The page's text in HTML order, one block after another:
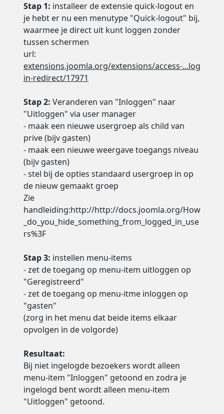
Stap 1: installeer de extensie quick-logout en
je hebt er nu een menutype "Quick-logout" bij,
waarmee je direct uit kunt loggen zonder
tussen schermen
url:
extensions.joomla.org/extensions/access-...log
in-redirect/17971
Stap 2: Veranderen van "Inloggen" naar
"Uitloggen" via user manager
- maak een nieuwe usergroep als child van
prive (bijv gasten)
- maak een nieuwe weergave toegangs niveau
(bijv gasten)
- stel bij de opties standaard usergroep in op
de nieuw gemaakt groep
Zie
handleiding:http://http://docs.joomla.org/How
_do_you_hide_something_from_logged_in_use
rs%3F
Stap 3: instellen menu-items
- zet de toegang op menu-item uitloggen op
"Geregistreerd"
- zet de toegang op menu-itme inloggen op
"gasten"
(zorg in het menu dat beide items elkaar
opvolgen in de volgorde)
Resultaat:
Bij niet ingelogde bezoekers wordt alleen
menu-item "Inloggen" getoond en zodra je
ingelogd bent wordt alleen menu-item
"Uitloggen" getoond.